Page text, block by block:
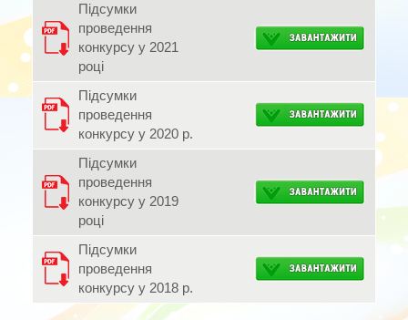
Підсумки
проведення
конкурсу у 2021
році
Підсумки
проведення
конкурсу у 2020 р.
Підсумки
проведення
конкурсу у 2019
році
Підсумки
проведення
конкурсу у 2018 р.